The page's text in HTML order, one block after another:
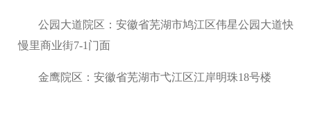
公园大道院区：安徽省芜湖市鸠江区伟星公园大道快
慢里商业街7-1门面
金鹰院区：安徽省芜湖市弋江区江岸明珠18号楼